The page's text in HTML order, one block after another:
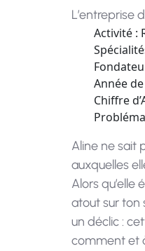
L’entreprise
Activité :
Année
Chiffre
Aline ne sait
auxquelles
Alors
atout sur ton
un déclic :
comment et